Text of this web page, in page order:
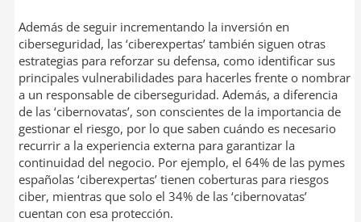
Además de seguir incrementando la inversión en
ciberseguridad, las ‘ciberexpertas’ también siguen otras
estrategias para reforzar su defensa, como identificar sus
principales vulnerabilidades para hacerles frente o nombrar
a un responsable de ciberseguridad. Además, a diferencia
de las ‘cibernovatas’, son conscientes de la importancia de
gestionar el riesgo, por lo que saben cuándo es necesario
recurrir a la experiencia externa para garantizar la
continuidad del negocio. Por ejemplo, el 64% de las pymes
españolas ‘ciberexpertas’ tienen coberturas para riesgos
ciber, mientras que solo el 34% de las ‘cibernovatas’
cuentan con esa protección.